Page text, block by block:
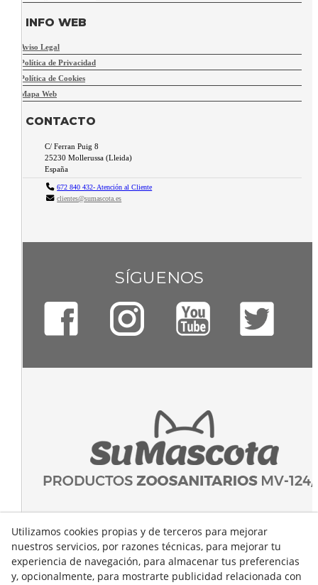
INFO WEB
Aviso Legal
Política de Privacidad
Política de Cookies
Mapa Web
CONTACTO
C/ Ferran Puig 8
25230 Mollerussa (Lleida)
España
672 840 432- Atención al Cliente
clientes@sumascota.es
SÍGUENOS
Utilizamos cookies propias y de terceros para mejorar
nuestros servicios, por razones técnicas, para mejorar tu
experiencia de navegación, para almacenar tus preferencias
y, opcionalmente, para mostrarte publicidad relacionada con